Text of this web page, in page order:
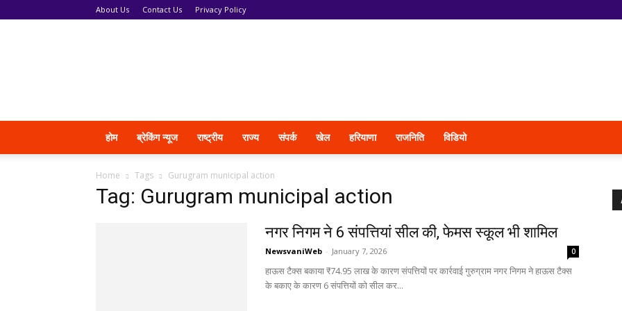
About Us Contact Us Privacy Policy
होम ब्रेकिंग न्यूज राष्ट्रीय राज्य संपर्क खेल हरियाणा राजनिति विडियो
Home Tags Gurugram municipal action
Tag: Gurugram municipal action
नगर निगम ने 6 संपत्तियां सील की, फेमस स्कूल भी शामिल
NewsvaniWeb - January 7, 2026 0
हाऊस टैक्स बकाया ₹74.95 लाख के कारण संपत्तियों पर कार्रवाई गुरुग्राम नगर निगम ने हाऊस टैक्स
के बकाए के कारण 6 संपत्तियों को सील कर...